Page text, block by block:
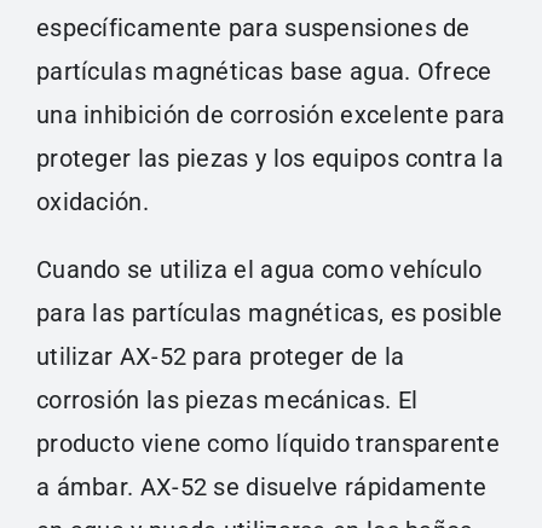
específicamente para suspensiones de
partículas magnéticas base agua. Ofrece
una inhibición de corrosión excelente para
proteger las piezas y los equipos contra la
oxidación.
Cuando se utiliza el agua como vehículo
para las partículas magnéticas, es posible
utilizar AX-52 para proteger de la
corrosión las piezas mecánicas. El
producto viene como líquido transparente
a ámbar. AX-52 se disuelve rápidamente